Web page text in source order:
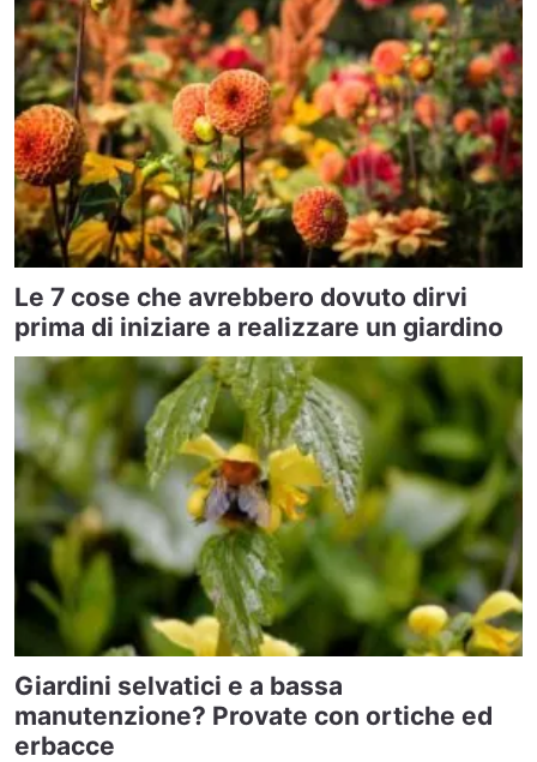
Le 7 cose che avrebbero dovuto dirvi
prima di iniziare a realizzare un giardino
Giardini selvatici e a bassa
manutenzione? Provate con ortiche ed
erbacce